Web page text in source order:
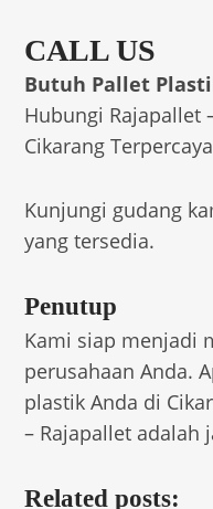
CALL US
Butuh Pallet
Hubungi Rajapallet
Cikarang
Kunjungi gudang
yang tersedia.
Penutup
Kami siap menjadi
perusahaan Anda.
plastik Anda di
– Rajapallet adalah
Related posts: